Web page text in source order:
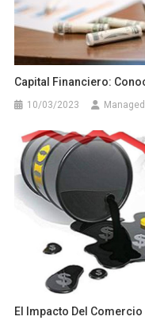
Capital Financiero:
10/03/2023
El Impacto Del